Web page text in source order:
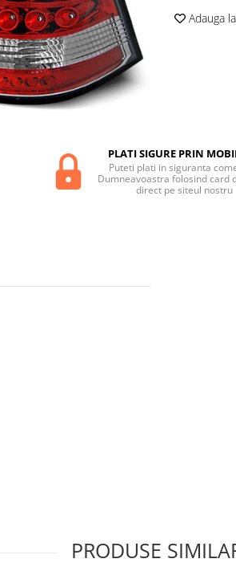
Adauga
PLATI SIGURE PRIN
Puteti plati in siguranta
Dumneavoastra folosind card
direct pe siteul nostru
PRODUSE